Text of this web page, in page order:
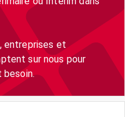
entreprises et
sur nous pour